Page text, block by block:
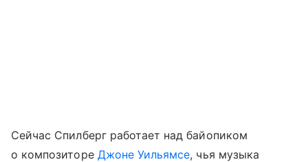
Сейчас Спилберг работает над байопиком
о композиторе Джоне Уильямсе, чья музыка